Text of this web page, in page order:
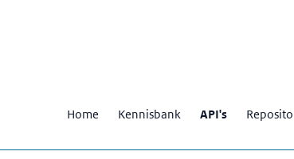
Home Kennisbank API's